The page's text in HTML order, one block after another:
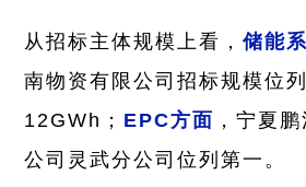
从招标主体规模上看， 储能
南物资有限公司招标规模位
12GWh； EPC方面 ，宁夏
公司灵武分公司位列第一。